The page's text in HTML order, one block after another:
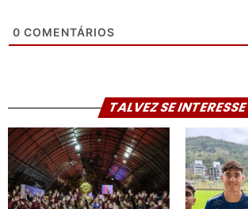
0 COMENTÁRIOS
TALVEZ SE INTERESSE